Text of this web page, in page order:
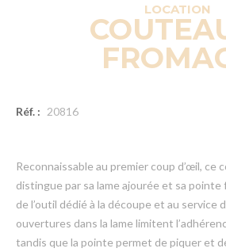
LOCATION
Réf. : 20816
Reconnaissable au premier coup d’œil, ce
distingue par sa lame ajourée et sa
de l’outil dédié à la découpe et au service
ouvertures dans la lame limitent
tandis que la pointe permet de piquer et